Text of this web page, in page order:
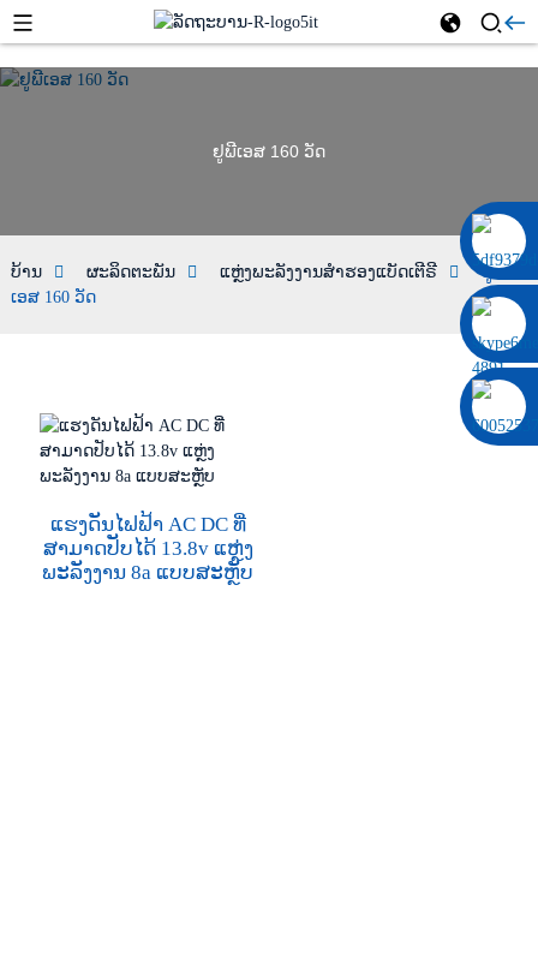
0086 13322920697
ຢູພີເອສ 160 ວັດ
ບ້ານ ຜະລິດຕະພັນ ແຫຼ່ງພະລັງງານສຳຮອງແບັດເຕີຣີ
ຢູພີ
ເອສ 160 ວັດ
ແຮງດັນໄຟຟ້າ AC DC ທີ່
ສາມາດປັບໄດ້ 13.8v ແຫຼ່ງ
ພະລັງງານ 8a ແບບສະຫຼັບ